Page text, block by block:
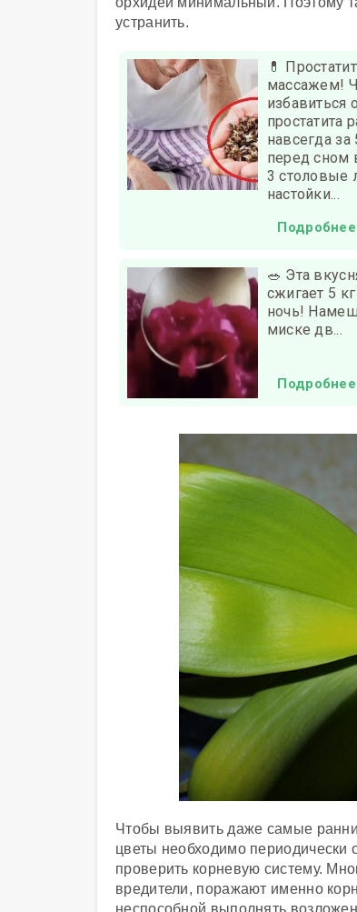
устранить.
💊
массажем!
избавиться
простатита
навсегда за
перед сном
3 столовые
настойки...
Подробнее
🥗 Эта
сжигает 5
ночь!
миске дв...
Подробнее
Чтобы выявить даже самые
цветы необходимо периодически
проверить корневую систему.
вредители, поражают именно